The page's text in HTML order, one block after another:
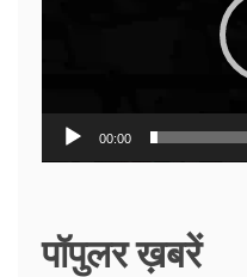
00:00
पॉपुलर ख़बरें